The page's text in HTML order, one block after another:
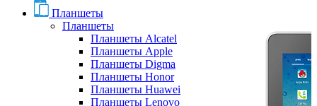
Планшеты
Планшеты
Планшеты Alcatel
Планшеты Apple
Планшеты Digma
Планшеты Honor
Планшеты Huawei
Планшеты Lenovo